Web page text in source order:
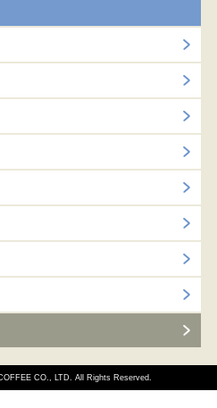
CO., LTD. All Rights Reserved.